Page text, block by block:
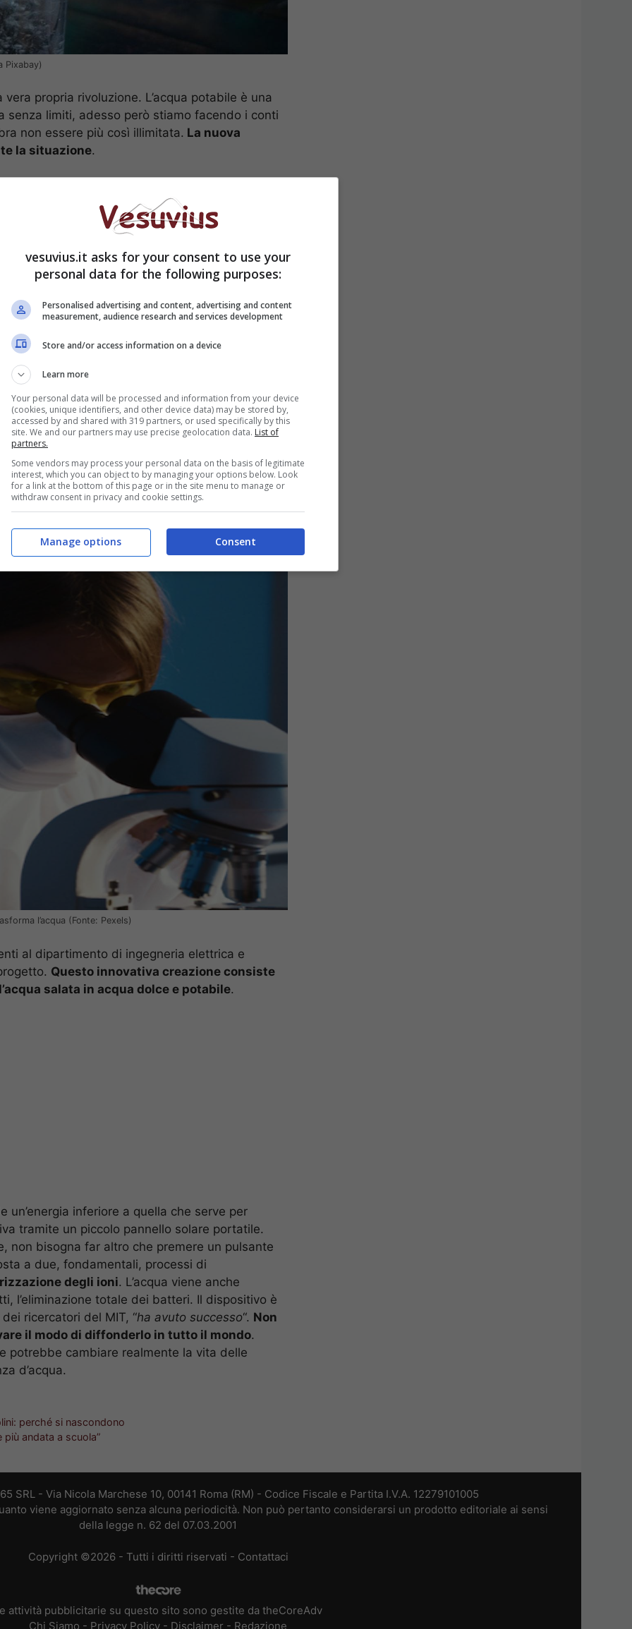
Pixabay)
propria rivoluzione. L’acqua potabile è una
senza limiti, adesso però stiamo facendo i conti
non essere più così illimitata. La nuova
la situazione.
of Technology) hanno realizzato un
dell’acqua
. In questo modo si può
del mare diventerebbe una delle più grandi
il 71% della superficie terreste.
così arrivare a quelle zone colpite da disastri
miracoloso che
l’acqua (Fonte: Pexels)
al dipartimento di ingegneria elettrica e
Questo innovativa creazione consiste
salata in acqua dolce e potabile.
un’energia inferiore a quella che serve per
tramite un piccolo pannello solare portatile.
non bisogna far altro che premere un pulsante
a due, fondamentali, processi di
degli ioni. L’acqua viene anche
l’eliminazione totale dei batteri. Il dispositivo è
ricercatori del MIT, “ha avuto successo“. Non
il modo di diffonderlo in tutto il mondo.
potrebbe cambiare realmente la vita delle
d’acqua.
perché si nascondono
più andata a scuola”
SRL - Via Nicola Marchese 10, 00141 Roma (RM) - Codice Fiscale e Partita I.V.A. 12279101005
viene aggiornato senza alcuna periodicità. Non può pertanto considerarsi un prodotto editoriale ai sensi
della legge n. 62 del 07.03.2001
Copyright ©2026 - Tutti i diritti riservati - Contattaci
attività pubblicitarie su questo sito sono gestite da theCoreAdv
Chi Siamo - Privacy Policy - Disclaimer - Redazione
vesuvius.it asks for your consent to use your
personal data for the following purposes:
Personalised advertising and content, advertising and content
measurement, audience research and services development
Store and/or access information on a device
Learn more
Your personal data will be processed and information from your device
(cookies, unique identifiers, and other device data) may be stored by,
accessed by and shared with 319 partners, or used specifically by this
site. We and our partners may use precise geolocation data. List of
partners.
Some vendors may process your personal data on the basis of legitimate
interest, which you can object to by managing your options below. Look
for a link at the bottom of this page or in the site menu to manage or
withdraw consent in privacy and cookie settings.
Consent
Manage options